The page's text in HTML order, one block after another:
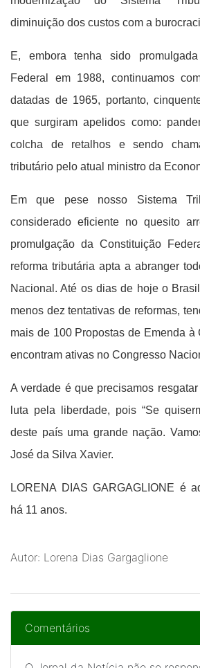
diminuição dos custos com a
E, embora tenha sido
Federal em 1988, continuamos
datadas de 1965, portanto,
que surgiram apelidos como:
colcha de retalhos e sendo
tributário pelo atual ministro da
Em que pese nosso Sistema
considerado eficiente no quesito
promulgação da Constituição
reforma tributária apta a abranger
Nacional. Até os dias de hoje o
menos dez tentativas de reformas,
mais de 100 Propostas de Emenda à
encontram ativas no Congresso
A verdade é que precisamos
luta pela liberdade, pois “Se
deste país uma grande nação.
José da Silva Xavier.
LORENA DIAS GARGAGLIONE é
há 11 anos.
Autor: Lorena Dias Gargaglione
Comentários